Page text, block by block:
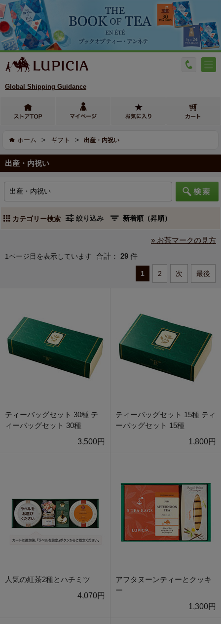
Global Shipping Guidance
ホーム > ギフト > 出産・内祝い
出産・内祝い
カテゴリー検索 絞り込み
» お茶マークの見方
1ページ目を表示しています 合計： 29 件
1 2 次 最後
ティーバッグセット 30種 テ
ィーバッグセット 30種
3,500円
ティーバッグセット 15種 ティ
ーバッグセット 15種
1,800円
人気の紅茶2種とハチミツ
4,070円
アフタヌーンティーとクッキ
ー
1,300円